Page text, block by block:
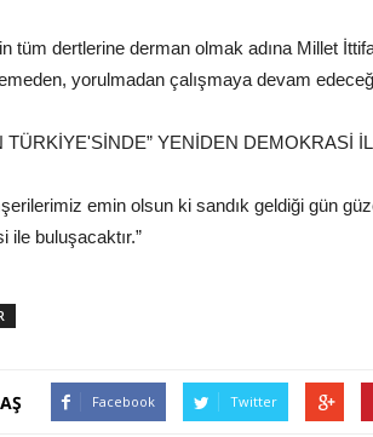
tüm dertlerine derman olmak adına Millet
yorulmadan çalışmaya devam
TÜRKİYE'SİNDE” YENİDEN DEMOKRASİ
emin olsun ki sandık geldiği gün
ile buluşacaktır.”
Facebook Twitter